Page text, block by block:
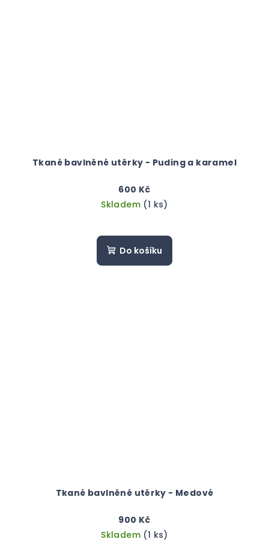
Tkané bavlněné utěrky - Puding a karamel
600 Kč
Skladem (1 ks)
Do košíku
Tkané bavlněné utěrky - Medové
900 Kč
Skladem (1 ks)